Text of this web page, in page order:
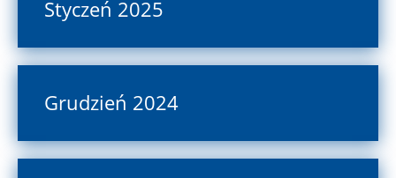
Styczeń 2025
Grudzień 2024